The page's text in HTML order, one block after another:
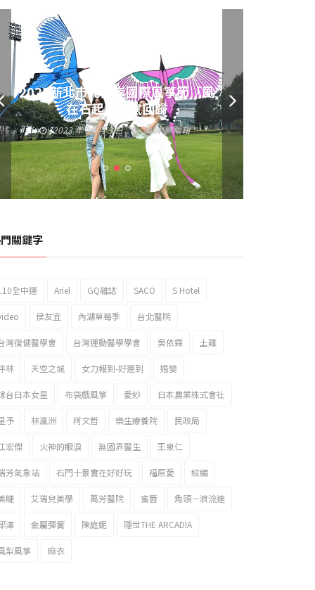
黃偉哲發放武聖夜市加碼夜市消費
券 呼籲做好登革熱防疫
2023 年 9 月 23 日 編輯:總編輯
關鍵字
全中運 Ariel GQ雜誌 SACO S Hotel
侯友宜 內湖草莓季 台北醫院
灣復健醫學會 台灣運動醫學學會 吳依霖 土雞
林 天空之城 女力報到-好運到 婚變
台日本女星 布袋戲風箏 愛紗 日本農業株式會社
予 林瀛洲 柯文哲 樂生療養院 民政局
宏傑 火神的眼淚 無國界醫生 王泉仁
芳氣象站 石門十景實在好好玩 福原愛 紋繡
睫 艾瑞兒美學 萬芳醫院 蜜唇 角頭－浪流連
澤 金屬彈簧 陳庭妮 隱世THE ARCADIA
梨風箏 麻衣